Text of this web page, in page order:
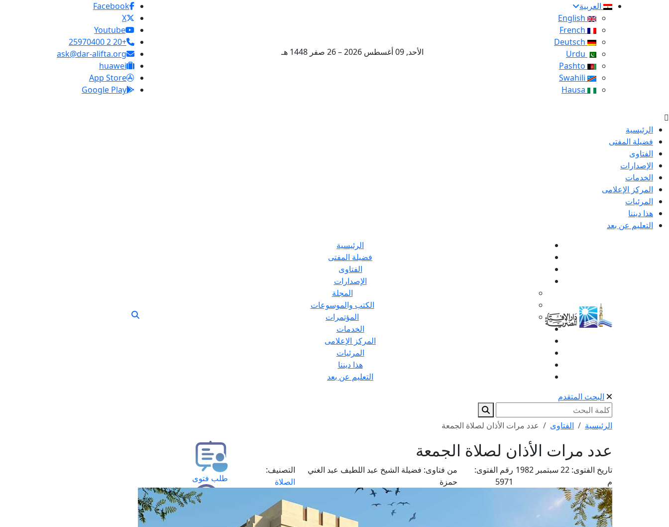
العربية
الأحد, 09 أغسطس 2026 – 26 صفر 1448 هـ
Facebook
X
Youtube
+20 2 25970400
ask@dar-alifta.org
huawei
App Store
Google Play
الرئيسية
فضيلة المفتى
الفتاوى
الإصدارات
الخدمات
المركز الإعلامى
المرئيات
هذا ديننا
التعليم عن بعد
الرئيسية
فضيلة المفتى
الفتاوى
الإصدارات
المجلة
الكتب والموسوعات
المؤتمرات
الخدمات
المركز الإعلامى
المرئيات
هذا ديننا
التعليم عن بعد
البحث المتقدم
الرئيسية الفتاوى عدد مرات الأذان لصلاة الجمعة
عدد مرات الأذان لصلاة الجمعة
تاريخ الفتوى:
22 سبتمبر 1982
م
رقم الفتوى:
5971
من فتاوى: فضيلة الشيخ عبد اللطيف عبد الغني
حمزة
التصنيف:
الصلاة
طلب فتوى